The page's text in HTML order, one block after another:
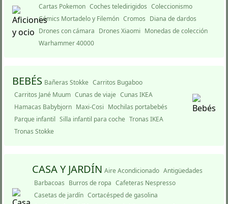
Cartas Pokemon Coches teledirigidos Coleccionismo
Cómics Mortadelo y Filemón Cromos Diana de dardos
Drones con cámara Drones Xiaomi Monedas de colección
Warhammer 40000
BEBÉS Bañeras Stokke Carritos Bugaboo
Carritos Jané Muum Cunas de viaje Cunas IKEA
Hamacas Babybjorn Maxi-Cosi Mochilas portabebés
Parque infantil Silla infantil para coche Tronas IKEA
Tronas Stokke
CASA Y JARDÍ­N Aire Acondicionado Antigüedades
Barbacoas Burros de ropa Cafeteras Nespresso
Casetas de jardí­n Cortacésped de gasolina